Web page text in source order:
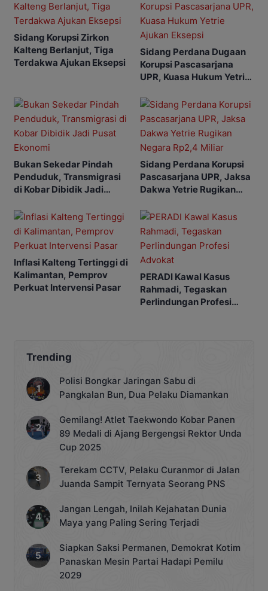
Sidang Korupsi Zirkon
Kalteng Berlanjut, Tiga
Terdakwa Ajukan Eksepsi
Sidang Perdana Dugaan
Korupsi Pascasarjana
UPR, Kuasa Hukum Yetrie
Bukan Sekedar Pindah
Penduduk, Transmigrasi
di Kobar Dibidik Jadi
Sidang Perdana Korupsi
Pascasarjana UPR, Jaksa
Dakwa Yetrie Rugikan
Inflasi Kalteng Tertinggi di
Kalimantan, Pemprov
Perkuat Intervensi Pasar
PERADI Kawal Kasus
Rahmadi, Tegaskan
Perlindungan Profesi
Trending
Polisi Bongkar Jaringan Sabu di
Pangkalan Bun, Dua Pelaku Diamankan
Gemilang! Atlet Taekwondo Kobar Panen
89 Medali di Ajang Bergengsi Rektor Unda
Cup 2025
Terekam CCTV, Pelaku Curanmor di Jalan
Juanda Sampit Ternyata Seorang PNS
Jangan Lengah, Inilah Kejahatan Dunia
Maya yang Paling Sering Terjadi
Siapkan Saksi Permanen, Demokrat Kotim
Panaskan Mesin Partai Hadapi Pemilu
2029